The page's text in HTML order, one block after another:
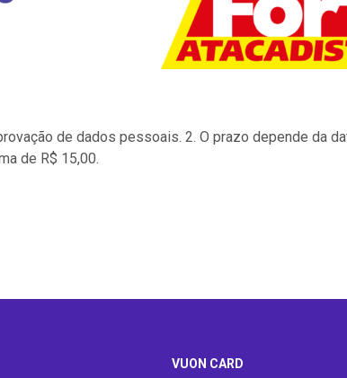
de dados pessoais. 2. O prazo depende da
de R$ 15,00.
VUON CARD